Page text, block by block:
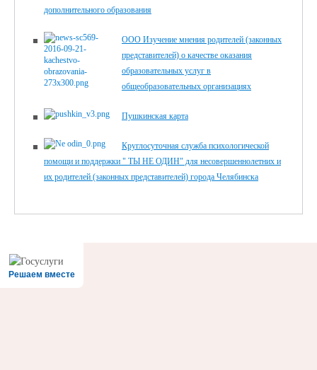
дополнительного образования
ООО Изучение мнения родителей (законных
представителей) о качестве оказания
образовательных услуг в
общеобразовательных организациях
Пушкинская карта
Круглосуточная служба психологической
помощи и поддержки " ТЫ НЕ ОДИН" для несовершеннолетних и
их родителей (законных представителей) города Челябинска
Решаем вместе